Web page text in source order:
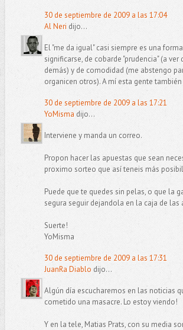
30 de septiembre de 2009 a las 17:04
Al Neri dijo...
El "me da igual" casi siempre es una
significarse, de cobarde "prudencia" (a ver
demás) y de comodidad (me abstengo
organicen otros). A mí esta gente
30 de septiembre de 2009 a las 17:21
YoMisma dijo...
Interviene y manda un correo.
Propon hacer las apuestas que sean
proximo sorteo que así teneis más
Puede que te quedes sin pelas, o que la
segura seguir dejandola en la caja de las
Suerte!
YoMisma
30 de septiembre de 2009 a las 17:31
JuanRa Diablo dijo...
Algún día escucharemos en las noticias
cometido una masacre. Lo estoy viendo!
Y en la tele, Matias Prats, con su media